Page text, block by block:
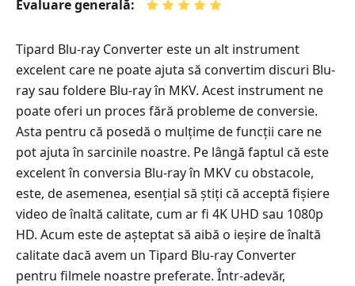
Evaluare generală:
Tipard Blu-ray Converter este un alt instrument
excelent care ne poate ajuta să convertim discuri Blu-
ray sau foldere Blu-ray în MKV. Acest instrument ne
poate oferi un proces fără probleme de conversie.
Asta pentru că posedă o mulțime de funcții care ne
pot ajuta în sarcinile noastre. Pe lângă faptul că este
excelent în conversia Blu-ray în MKV cu obstacole,
este, de asemenea, esențial să știți că acceptă fișiere
video de înaltă calitate, cum ar fi 4K UHD sau 1080p
HD. Acum este de așteptat să aibă o ieșire de înaltă
calitate dacă avem un Tipard Blu-ray Converter
pentru filmele noastre preferate. Într-adevăr,